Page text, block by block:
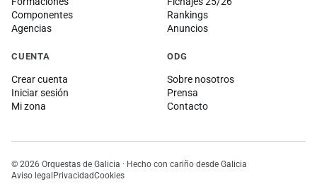
Componentes
Agencias
Rankings
Anuncios
CUENTA
Crear cuenta
Iniciar sesión
Mi zona
ODG
Sobre nosotros
Prensa
Contacto
© 2026 Orquestas de Galicia · Hecho con cariño desde Galicia
Aviso legalPrivacidadCookies